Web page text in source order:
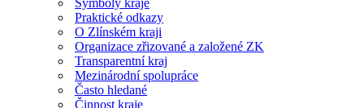
Symboly kraje
Praktické odkazy
O Zlínském kraji
Organizace zřizované a založené ZK
Transparentní kraj
Mezinárodní spolupráce
Často hledané
Činnost kraje